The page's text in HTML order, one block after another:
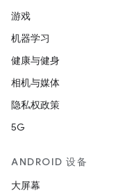
游戏
机器学习
健康与健身
相机与媒体
隐私权政策
5G
ANDROID 设备
大屏幕